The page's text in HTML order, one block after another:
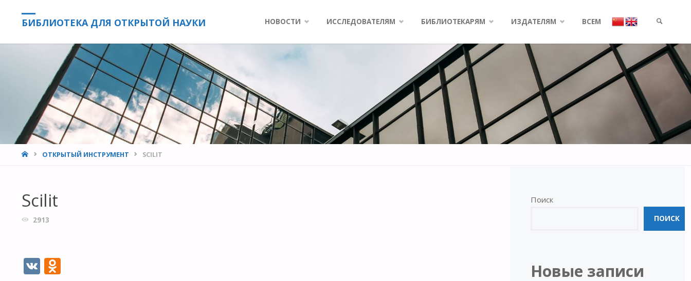
БИБЛИОТЕКА ДЛЯ ОТКРЫТОЙ НАУКИ НОВОСТИ ИССЛЕДОВАТЕЛЯМ БИБЛИОТЕКАРЯМ ИЗДАТЕЛЯМ ВСЕМ
SEARCH
HOMEОТКРЫТЫЙ ИНСТРУМЕНТ SCILIT
Scilit
2913
V
Поиск
ПОИСК
Новые записи